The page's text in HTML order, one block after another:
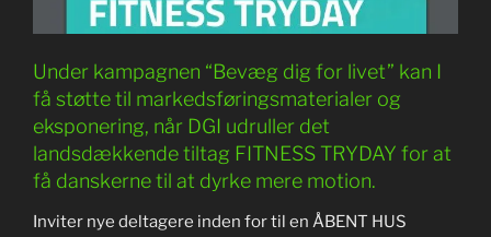
Under kampagnen “Bevæg dig for livet” kan I
få støtte til markedsføringsmaterialer og
eksponering, når DGI udruller det
landsdækkende tiltag FITNESS TRYDAY for at
få danskerne til at dyrke mere motion.
Inviter nye deltagere inden for til en ÅBENT HUS